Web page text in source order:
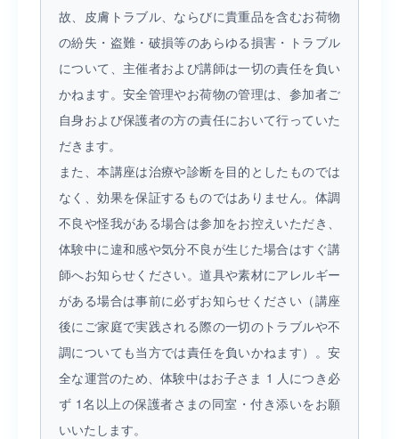
故、皮膚トラブル、ならびに貴重品を含むお荷物
の紛失・盗難・破損等のあらゆる損害・トラブル
について、主催者および講師は一切の責任を負い
かねます。安全管理やお荷物の管理は、参加者ご
自身および保護者の方の責任において行っていた
だきます。
また、本講座は治療や診断を目的としたものでは
なく、効果を保証するものではありません。体調
不良や怪我がある場合は参加をお控えいただき、
体験中に違和感や気分不良が生じた場合はすぐ講
師へお知らせください。道具や素材にアレルギー
がある場合は事前に必ずお知らせください（講座
後にご家庭で実践される際の一切のトラブルや不
調についても当方では責任を負いかねます）。安
全な運営のため、体験中はお子さま 1 人につき必
ず 1名以上の保護者さまの同室・付き添いをお願
いいたします。